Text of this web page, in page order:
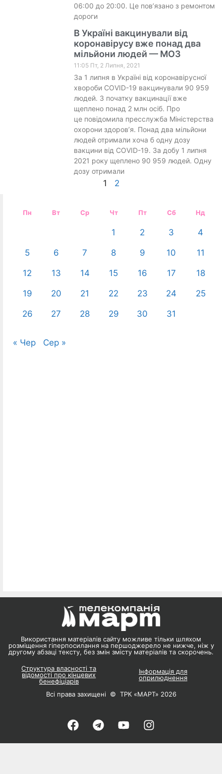
06:00 до 20:00. Це пов’язано з ремонтом
дороги
В Україні вакцинували від
коронавірусу вже понад два
мільйони людей — МОЗ
11:05 Пт, 2 Липня, 2021
За 1 липня в Україні від коронавірусної
хвороби COVID-19 вакцинували 90 959
людей. З початку вакцинації вже
щеплено понад 2 млн осіб. Про
це повідомила пресслужба Міністерства
охорони здоров’я. Понад два мільйони
людей отримали хоча б одну дозу
вакцини від COVID-19. За добу 1 липня
2021 року щеплено 90 959 людей. Одну
дозу отримали
1 2
Пн Вт Ср Чт Пт Сб Нд
1 2 3 4
5 6 7 8 9 10 11
12 13 14 15 16 17 18
19 20 21 22 23 24 25
26 27 28 29 30 31
« Чер Сер »
Використання матеріалів сайту можливе тільки шляхом
розміщення гіперпосилання на першоджерело не нижче, ніж у
другому абзаці тексту, без змін змісту матеріалів та скорочень.
Структура власності та
відомості про кінцевих
бенефіціарів
Інформація для
оприлюднення
Всі права захищені © ТРК «МАРТ» 2026